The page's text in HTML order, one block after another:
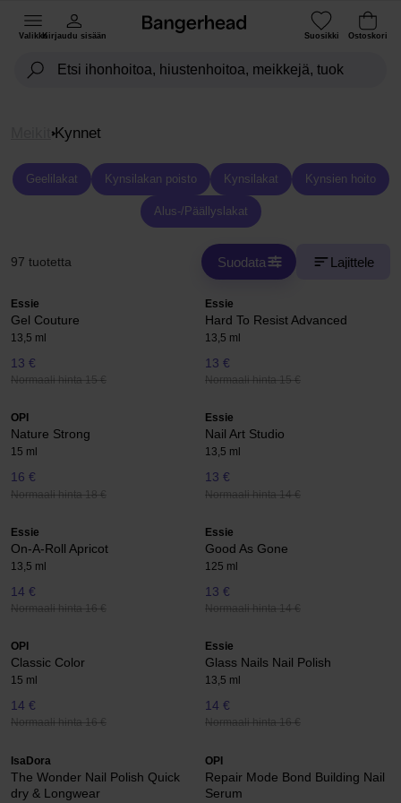
ValikkoKirjaudu sisään Suosikki Ostoskori
Kynnet
Geelilakat Kynsilakan poisto Kynsilakat Kynsien hoito
Alus-/Päällyslakat
97 tuotetta Suodata Lajittele
Essie
Gel Couture
13,5 ml
13 €
Normaali hinta 15 €
Essie
Hard To Resist Advanced
13,5 ml
13 €
Normaali hinta 15 €
OPI
Nature Strong
15 ml
16 €
Normaali hinta 18 €
Essie
Nail Art Studio
13,5 ml
13 €
Normaali hinta 14 €
Essie
On-A-Roll Apricot
13,5 ml
14 €
Normaali hinta 16 €
Essie
Good As Gone
125 ml
13 €
Normaali hinta 14 €
OPI
Classic Color
15 ml
14 €
Normaali hinta 16 €
Essie
Glass Nails Nail Polish
13,5 ml
14 €
Normaali hinta 16 €
IsaDora
The Wonder Nail Polish Quick
dry & Longwear
OPI
Repair Mode Bond Building Nail
Serum